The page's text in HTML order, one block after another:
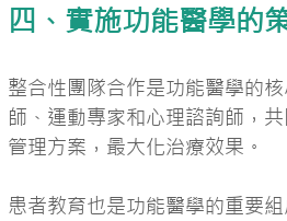
四、實施功能醫學的
整合性團隊合作是功能醫學的
師、運動專家和心理諮詢師，
管理方案，最大化治療效果。
患者教育也是功能醫學的重要